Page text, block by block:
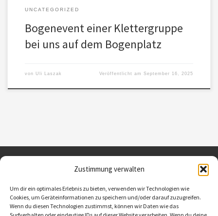
Zustimmung verwalten
Um dir ein optimales Erlebnis zu bieten, verwenden wir Technologien wie
Cookies, um Geräteinformationen zu speichern und/oder darauf zuzugreifen.
Wenn du diesen Technologien zustimmst, können wir Daten wie das
UNCATEGORIZED
Bogenevent einer Klettergruppe
bei uns auf dem Bogenplatz
von Uli Laszak Veröffentlicht amSeptember 16, 2025
Impressum
Datenschutzerklärung